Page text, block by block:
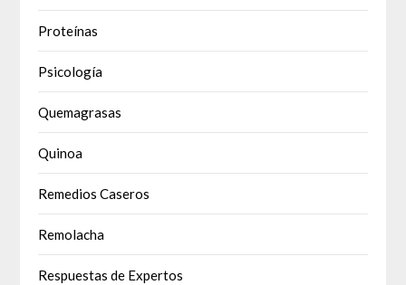
Proteínas
Psicología
Quemagrasas
Quinoa
Remedios Caseros
Remolacha
Respuestas de Expertos